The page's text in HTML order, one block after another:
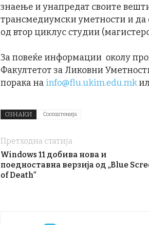
знаење и унапредат своите
трансмедиумски уметности и да
од втор циклус студии
За повеќе информации околу
Факултетот за Ликовни
порака на info@flu.ukim.edu.mk
ОЗНАКИ Соопштенија
Претходна статија
Windows 11 добива нова и
поедноставна верзија од „Blue
of Death“